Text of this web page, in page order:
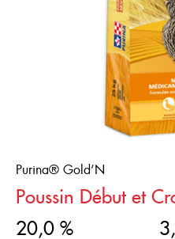
Purina® Gold’N
Poussin Début et
20,0 %